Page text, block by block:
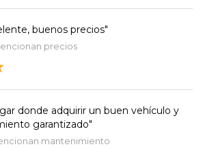
buenos precios"
precios
donde adquirir un buen vehículo y
garantizado"
mantenimiento